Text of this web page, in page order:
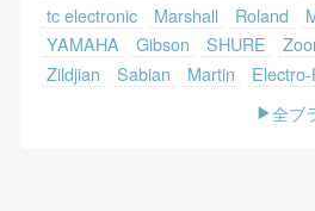
tc electronic
Marshall Roland
YAMAHA
Gibson SHURE
Zildjian
Sabian Martin
全ブ